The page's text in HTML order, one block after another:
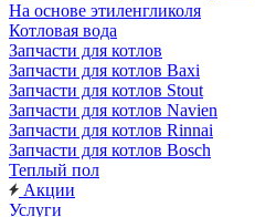
На основе этиленгликоля
Котловая вода
Запчасти для котлов
Запчасти для котлов Baxi
Запчасти для котлов Stout
Запчасти для котлов Navien
Запчасти для котлов Rinnai
Запчасти для котлов Bosch
Теплый пол
Акции
Услуги